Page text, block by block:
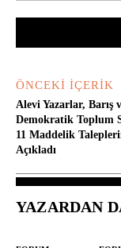
ÖNCEKI İÇERIK
Alevi Yazarlar, Barış
Demokratik Toplum
11 Maddelik
Açıkladı
YAZARDAN